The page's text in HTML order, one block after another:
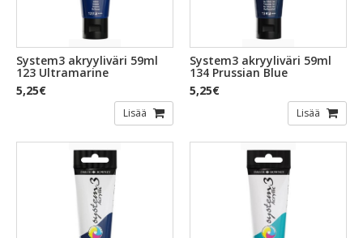
System3 akryyliväri 59ml
123 Ultramarine
5,25€
Lisää
System3 akryyliväri 59ml
134 Prussian Blue
5,25€
Lisää